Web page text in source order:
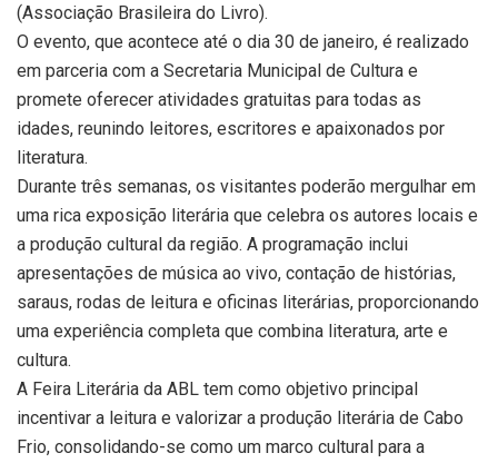
(Associação Brasileira do Livro).
O evento, que acontece até o dia 30 de janeiro, é realizado
em parceria com a Secretaria Municipal de Cultura e
promete oferecer atividades gratuitas para todas as
idades, reunindo leitores, escritores e apaixonados por
literatura.
Durante três semanas, os visitantes poderão mergulhar em
uma rica exposição literária que celebra os autores locais e
a produção cultural da região. A programação inclui
apresentações de música ao vivo, contação de histórias,
saraus, rodas de leitura e oficinas literárias, proporcionando
uma experiência completa que combina literatura, arte e
cultura.
A Feira Literária da ABL tem como objetivo principal
incentivar a leitura e valorizar a produção literária de Cabo
Frio, consolidando-se como um marco cultural para a